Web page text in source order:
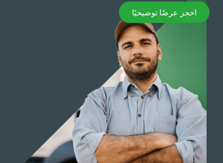
احجز عرضًا توضيحيًا
عرضًا توضيحيًا